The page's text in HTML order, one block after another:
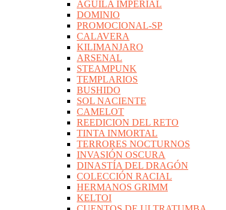
ÁGUILA IMPERIAL
DOMINIO
PROMOCIONAL-SP
CALAVERA
KILIMANJARO
ARSENAL
STEAMPUNK
TEMPLARIOS
BUSHIDO
SOL NACIENTE
CAMELOT
REEDICION DEL RETO
TINTA INMORTAL
TERRORES NOCTURNOS
INVASIÓN OSCURA
DINASTÍA DEL DRAGÓN
COLECCIÓN RACIAL
HERMANOS GRIMM
KELTOI